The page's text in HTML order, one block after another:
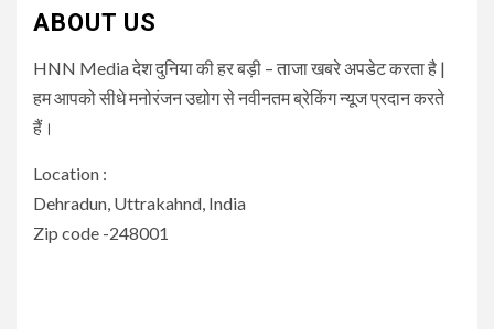
ABOUT US
HNN Media देश दुनिया की हर बड़ी – ताजा खबरे अपडेट करता है |
हम आपको सीधे मनोरंजन उद्योग से नवीनतम ब्रेकिंग न्यूज प्रदान करते
हैं।
Location :
Dehradun, Uttrakahnd, India
Zip code -248001